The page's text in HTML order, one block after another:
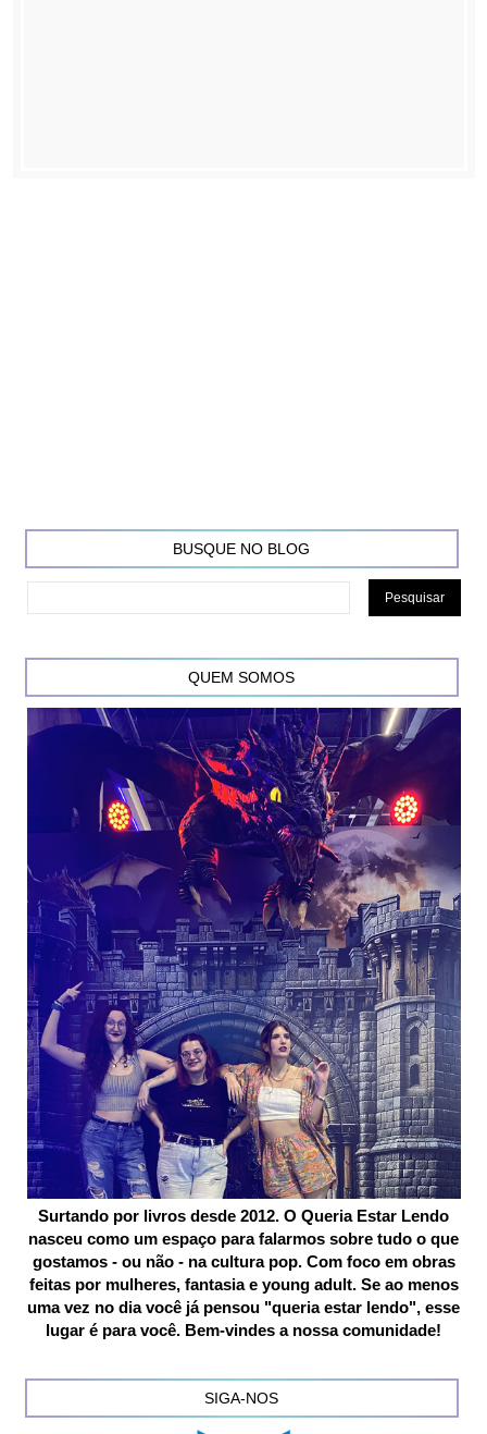
BUSQUE NO BLOG
QUEM SOMOS
Surtando por livros desde 2012. O Queria Estar Lendo
nasceu como um espaço para falarmos sobre tudo o que
gostamos - ou não - na cultura pop. Com foco em obras
feitas por mulheres, fantasia e young adult. Se ao menos
uma vez no dia você já pensou "queria estar lendo", esse
lugar é para você. Bem-vindes a nossa comunidade!
SIGA-NOS